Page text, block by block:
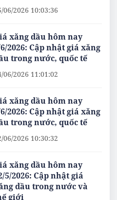
06/2026 10:03:36
xăng dầu hôm nay
2026: Cập nhật giá xăng
trong nước, quốc tế
06/2026 11:01:02
xăng dầu hôm nay
2026: Cập nhật giá xăng
trong nước, quốc tế
06/2026 10:30:32
xăng dầu hôm nay
5/2026: Cập nhật giá
dầu trong nước và
giới